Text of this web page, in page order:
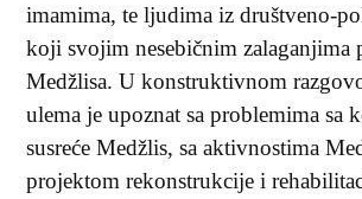
imamima, te ljudima iz društveno-
koji svojim nesebičnim zalaganjima
Medžlisa. U konstruktivnom
ulema je upoznat sa problemima sa
susreće Medžlis, sa aktivnostima
projektom rekonstrukcije i